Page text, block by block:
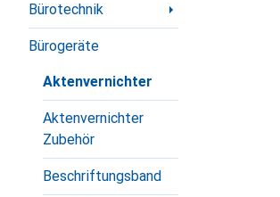
Bürotechnik
Bürogeräte
Aktenvernichter
Aktenvernichter
Zubehör
Beschriftungsband